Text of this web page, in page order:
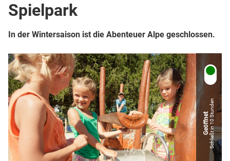
Spielpark
In der Wintersaison ist die Abenteuer Alpe geschlossen.
GeöffnetSchließt in 10 Stunden